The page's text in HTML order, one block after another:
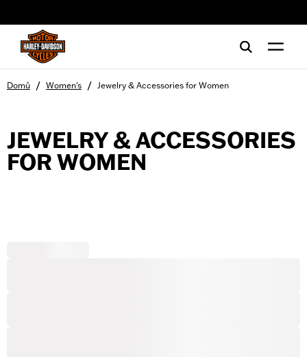
Domů / Women's / Jewelry & Accessories for Women
JEWELRY & ACCESSORIES
FOR WOMEN